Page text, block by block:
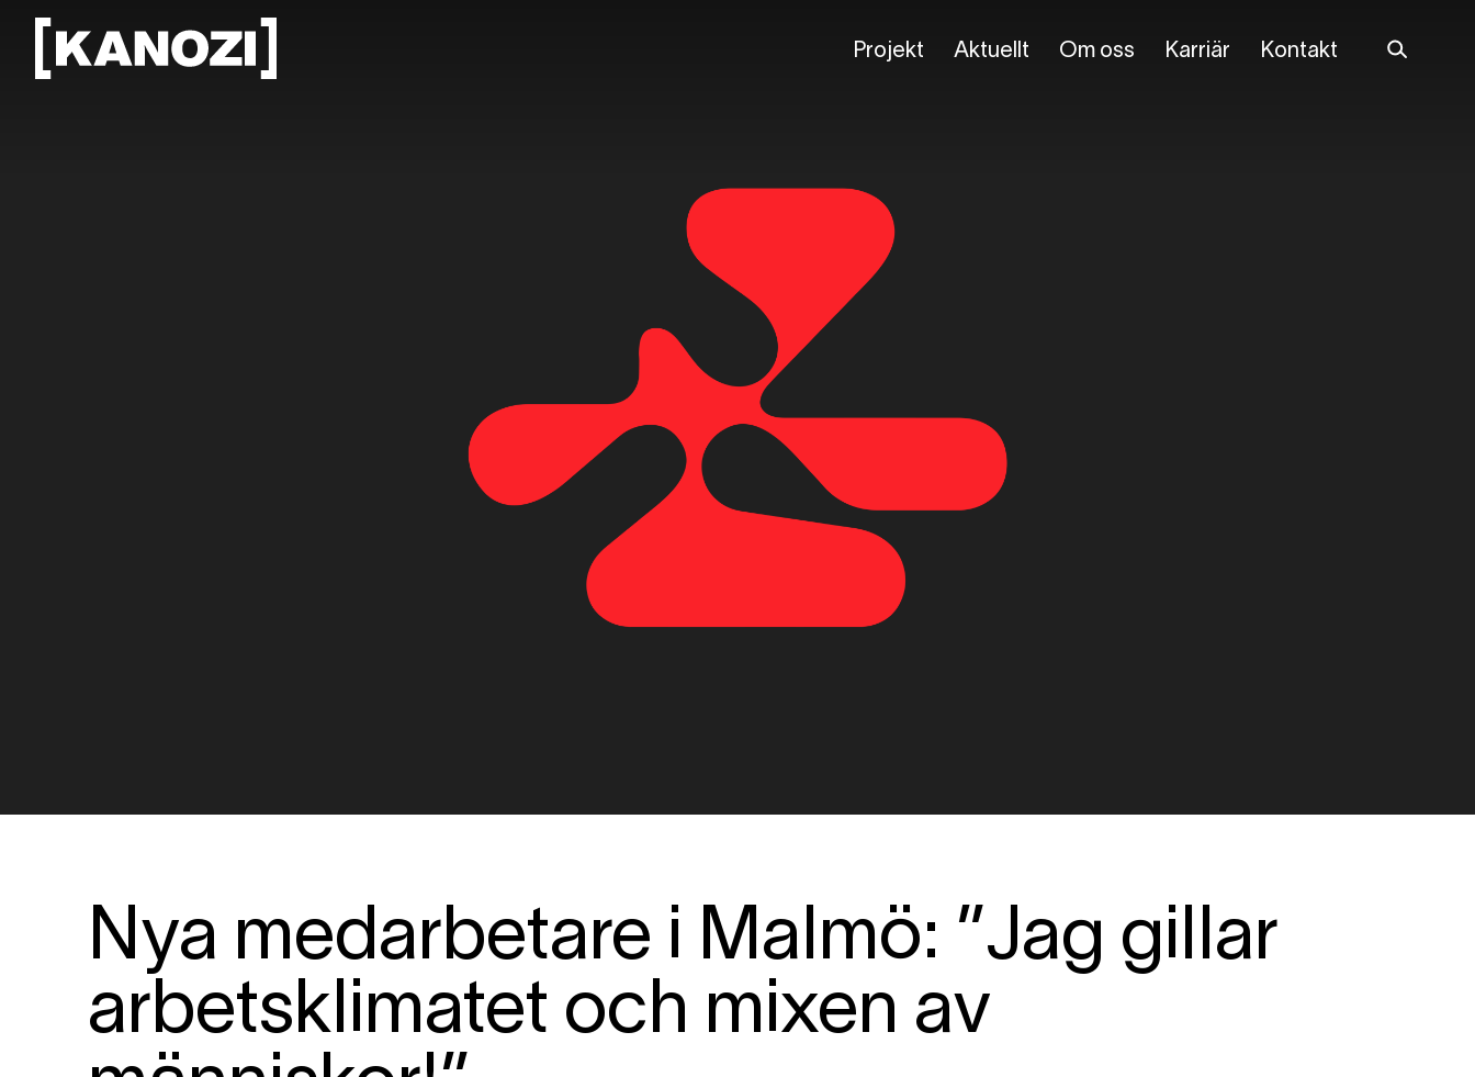
Projekt Aktuellt Om oss Karriär Kontakt
Nya medarbetare i Malmö: ”Jag gillar
arbetsklimatet och mixen av